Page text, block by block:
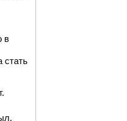
в
стать